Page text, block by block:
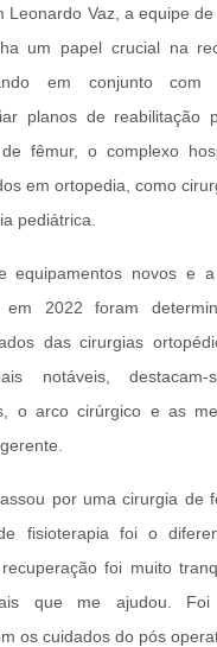
Leonardo Vaz, a equipe
um papel crucial na
em conjunto com
planos de reabilitação
fêmur, o complexo
em ortopedia, como
pediátrica.
equipamentos novos e
2022 foram
das cirurgias
notáveis,
o arco cirúrgico e as
por uma cirurgia de
fisioterapia foi o
recuperação foi muito
que me ajudou. Foi
os cuidados do pós